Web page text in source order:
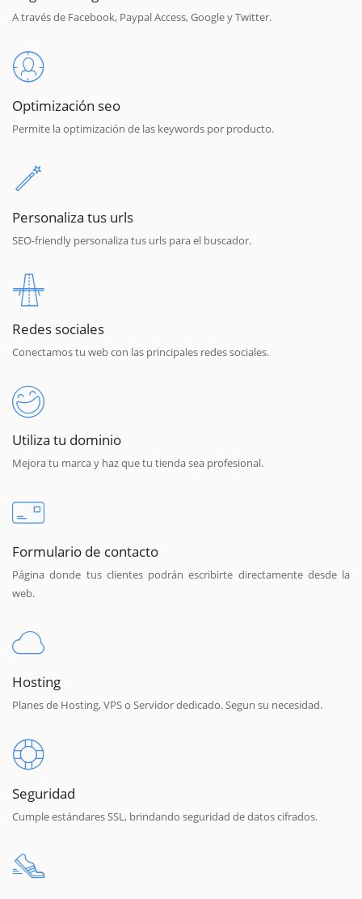
A través de Facebook, Paypal Access, Google y Twitter.
Optimización seo
Permite la optimización de las keywords por producto.
Personaliza tus urls
SEO-friendly personaliza tus urls para el buscador.
Redes sociales
Conectamos tu web con las principales redes sociales.
Utiliza tu dominio
Mejora tu marca y haz que tu tienda sea profesional.
Formulario de contacto
Página donde tus clientes podrán escribirte directamente desde la
web.
Hosting
Planes de Hosting, VPS o Servidor dedicado. Segun su necesidad.
Seguridad
Cumple estándares SSL, brindando seguridad de datos cifrados.